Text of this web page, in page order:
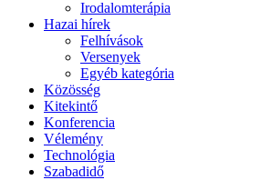
Irodalomterápia
Hazai hírek
Felhívások
Versenyek
Egyéb kategória
Közösség
Kitekintő
Konferencia
Vélemény
Technológia
Szabadidő